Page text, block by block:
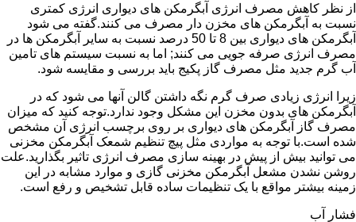
از نظر کاهش مصرف انرژی آبگرمکن های دیواری انرژی کمتری
نسبت به آبگرمکن های مخزن دار مصرف می کنند.گفته می شود
آبگرمکن های دیواری بین 8 تا 50 درصد نسبت به سایر آبگرمکن ها در
مصرف انرژی صرفه جویی می کنند; اما به نسبت سیستم های تامین
آب گرم جدید مثل مصرف گاز پکیج باید بررسی و مقایسه شود.
زیرا انرژی زیادی صرف گرم نگه داشتن گالن آنها می شود که در
آبگرمکن های بدون مخزن این مشکل وجود ندارد.توجه کنید که میزان
مصرف گاز آبگرمکن های دیواری بر روی برچسب انرژی آن مشخص
شده است.با توجه به مواردی مثل پیچ تنظیم شمعک آبگرمکن مخزنی
می توانید بیش از پیش در بهینه سازی مصرف انرژی تاثیر بگذارید.علت
روشن نشدن مشعل آبگرمکن مخزنی گازی و موارد مشابه در این
زمینه بیشتر مواقع با یک تنظیمات ساده قابل تشخیص و رفع است.
فشار آب